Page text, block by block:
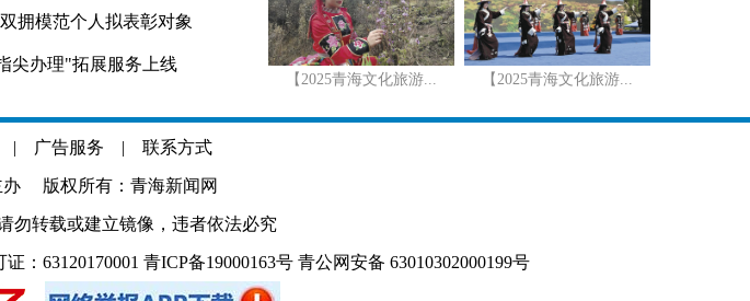
拥模范个人拟表彰对象
尖办理"拓展服务上线
【2025青海文化旅游... 【2025青海文化旅游...
| 广告服务 | 联系方式
办 版权所有：青海新闻网
勿转载或建立镜像，违者依法必究
：63120170001 青ICP备19000163号 青公网安备 63010302000199号